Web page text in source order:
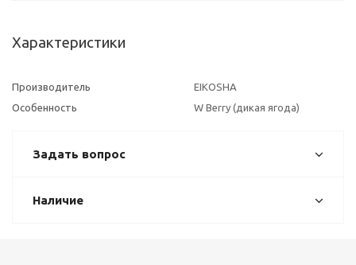
Характеристики
Производитель
EIKOSHA
Особенность
W Berry (дикая ягода)
Задать вопрос
Наличие